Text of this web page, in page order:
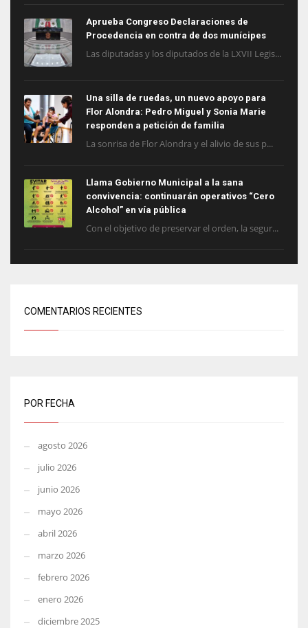
Aprueba Congreso Declaraciones de
Procedencia en contra de dos munícipes
Las diputadas y los diputados de la LXVII Legis...
Una silla de ruedas, un nuevo apoyo para
Flor Alondra: Pedro Miguel y Sonia Marie
responden a petición de familia
La sonrisa de Flor Alondra y el alivio de sus p...
Llama Gobierno Municipal a la sana
convivencia: continuarán operativos “Cero
Alcohol” en vía pública
Con el objetivo de preservar el orden, la segur...
COMENTARIOS RECIENTES
POR FECHA
agosto 2026
julio 2026
junio 2026
mayo 2026
abril 2026
marzo 2026
febrero 2026
enero 2026
diciembre 2025